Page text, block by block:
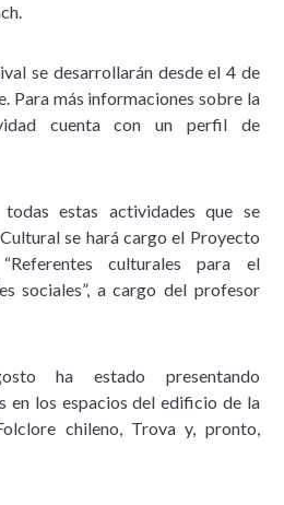
se desarrollarán desde el 4 de
Para más informaciones sobre la
cuenta con un perfil de
estas actividades que se
se hará cargo el Proyecto
culturales para el
sociales”, a cargo del profesor
ha estado presentando
en los espacios del edificio de la
chileno, Trova y, pronto,